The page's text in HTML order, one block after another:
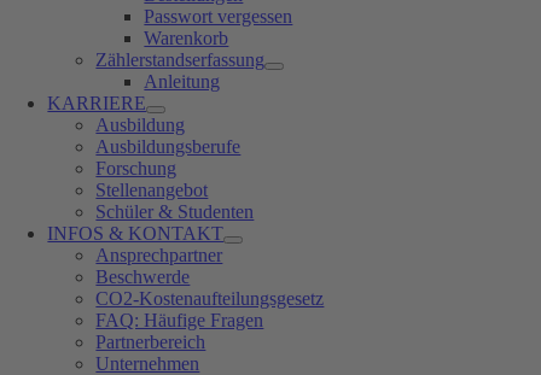
Passwort vergessen
Warenkorb
Zählerstandserfassung
Anleitung
KARRIERE
Ausbildung
Ausbildungsberufe
Forschung
Stellenangebot
Schüler & Studenten
INFOS & KONTAKT
Ansprechpartner
Beschwerde
CO2-Kostenaufteilungsgesetz
FAQ: Häufige Fragen
Partnerbereich
Unternehmen